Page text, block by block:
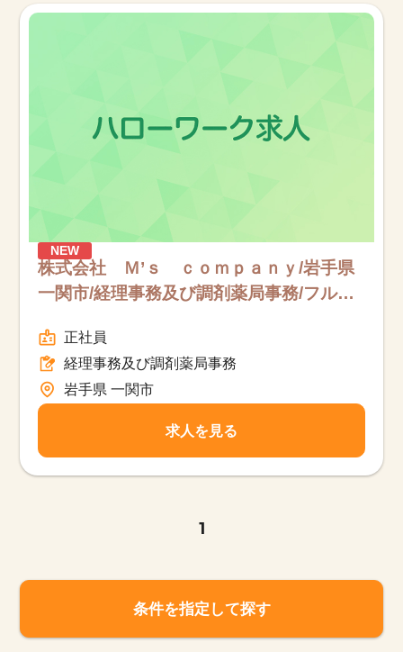
よくあるご質問
人材をお探しの医療機関・企業様
運営会社
NEW
株式会社 Ｍ’ｓ ｃｏｍｐａｎｙ/岩手県
一関市/経理事務及び調剤薬局事務/フルタ
正社員
経理事務及び調剤薬局事務
岩手県 一関市
求人を見る
1
条件を指定して探す